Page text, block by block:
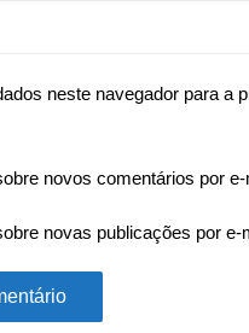
neste navegador para a
novos comentários por e-
novas publicações por e-